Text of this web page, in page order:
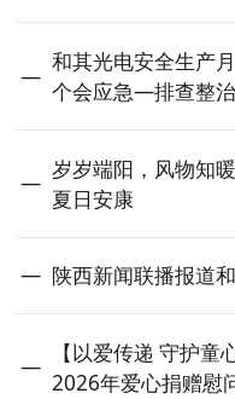
和其光电安全生产
个会应急—排查整
岁岁端阳，风物知
夏日安康
陕西新闻联播报道
【以爱传递 守护童
2026年爱心捐赠慰